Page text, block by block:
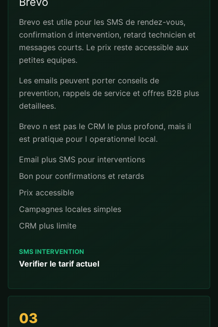
Brevo est utile pour les SMS de rendez-vous,
confirmation d intervention, retard technicien et
messages courts. Le prix reste accessible aux
petites equipes.
Les emails peuvent porter conseils de
prevention, rappels de service et offres B2B plus
detaillees.
Brevo n est pas le CRM le plus profond, mais il
est pratique pour l operationnel local.
Email plus SMS pour interventions
Bon pour confirmations et retards
Prix accessible
Campagnes locales simples
CRM plus limite
SMS INTERVENTION
Verifier le tarif actuel
03